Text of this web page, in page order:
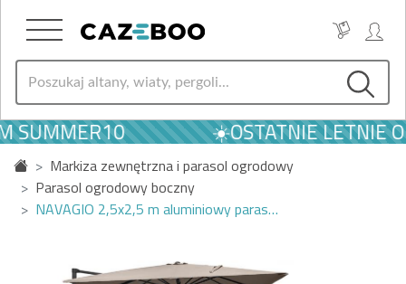
SUMMER10 ☀️OSTATNIE LETNIE
Markiza zewnętrzna i parasol ogrodowy
Parasol ogrodowy boczny
NAVAGIO 2,5x2,5 m aluminiowy paras…